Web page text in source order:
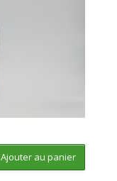
Ajouter au panier